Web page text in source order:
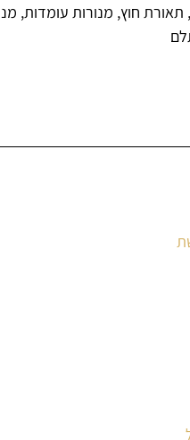
חוץ, מנורות עומדות,